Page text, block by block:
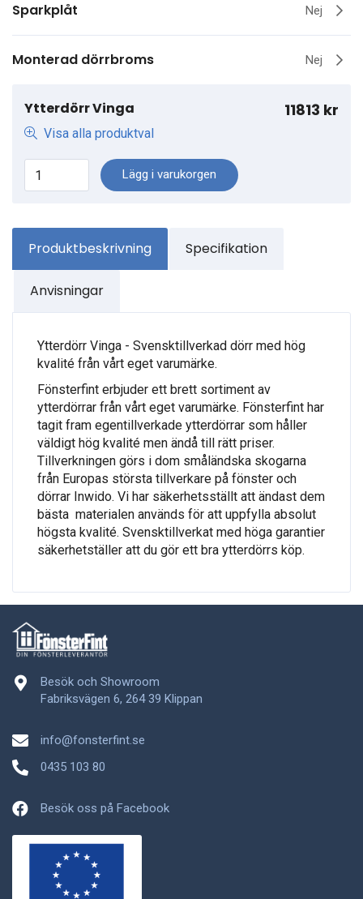
Sparkplåt Nej
Monterad dörrbroms Nej
Ytterdörr Vinga
Visa alla produktval
11813 kr
Lägg i varukorgen
Produktbeskrivning Specifikation
Anvisningar
Ytterdörr Vinga - Svensktillverkad dörr med hög
kvalité från vårt eget varumärke.
Fönsterfint erbjuder ett brett sortiment av
ytterdörrar från vårt eget varumärke. Fönsterfint har
tagit fram egentillverkade ytterdörrar som håller
väldigt hög kvalité men ändå till rätt priser.
Tillverkningen görs i dom småländska skogarna
från Europas största tillverkare på fönster och
dörrar Inwido. Vi har säkerhetsställt att ändast dem
bästa materialen används för att uppfylla absolut
högsta kvalité. Svensktillverkat med höga garantier
säkerhetställer att du gör ett bra ytterdörrs köp.
Besök och Showroom
Fabriksvägen 6, 264 39 Klippan
info@fonsterfint.se
0435 103 80
Besök oss på Facebook